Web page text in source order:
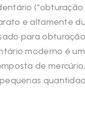
e altamente
para
moderno é
de